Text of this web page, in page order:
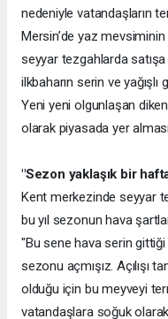
nedeniyle vatandaşların
Mersin’de yaz
seyyar tezgahlarda satışa
ilkbaharın serin ve
Yeni yeni olgunlaşan
olarak piyasada yer
"Sezon yaklaşık bir
Kent merkezinde seyyar
bu yıl sezonun hava
"Bu sene hava serin gittiği
sezonu açmışız. Açılışı
olduğu için bu meyveyi
vatandaşlara soğuk